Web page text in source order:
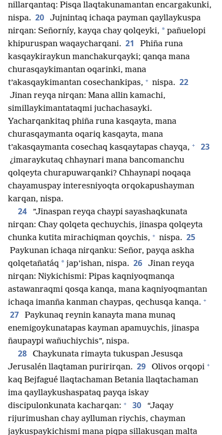
nillarqantaq: Pisqa llaqtakunamantan encargakunki,
nispa. 20
Jujnintaq ichaqa payman qayllaykuspa
nirqan: Señorníy, kayqa chay qolqeyki, * pañuelopi
khipuruspan waqaycharqani. 21
Phiña runa
kasqaykiraykun manchakurqayki; qanqa mana
churasqaykimantan oqarinki, mana
t’akasqaykimantan cosechankipas, + nispa. 22
Jinan reyqa nirqan: Mana allin kamachi,
simillaykimantataqmi juchachasayki.
Yacharqankitaq phiña runa kasqayta, mana
churasqaymanta oqariq kasqayta, mana
t’akasqaymanta cosechaq kasqaytapas chayqa, + 23
¿imaraykutaq chhaynari mana bancomanchu
qolqeyta churapuwarqanki? Chhaynapi noqaqa
chayamuspay interesniyoqta orqokapushayman
karqan, nispa.
24
”Jinaspan reyqa chaypi sayashaqkunata
nirqan: Chay qolqeta qechuychis, jinaspa qolqeyta
chunka kutita mirachiqman qoychis, + nispa. 25
Paykunan ichaqa nirqanku: Señor, payqa askha
qolqetañatáq * jap’ishan, nispa. 26
Jinan reyqa
nirqan: Niykichismi: Pipas kaqniyoqmanqa
astawanraqmi qosqa kanqa, mana kaqniyoqmantan
ichaqa imanña kanman chaypas, qechusqa kanqa. +
27
Paykunaq reynin kanayta mana munaq
enemigoykunatapas kayman apamuychis, jinaspa
ñaupaypi wañuchiychis”, nispa.
28
Chaykunata rimayta tukuspan Jesusqa
Jerusalén llaqtaman puririrqan. 29 Olivos orqopi +
kaq Bejfagué llaqtachaman Betania llaqtachaman
ima qayllaykushaspataq payqa iskay
discipulonkunata kacharqan: + 30
“Jaqay
rijurimushan chay aylluman riychis, chayman
jaykuspaykichismi mana piqpa sillakusqan malta